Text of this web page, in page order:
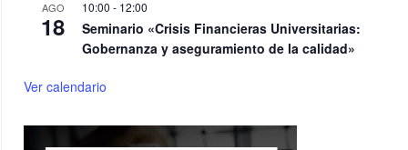
AGO
18
10:00 - 12:00
Seminario «Crisis Financieras Universitarias:
Gobernanza y aseguramiento de la calidad»
Ver calendario